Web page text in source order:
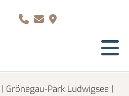
  
| Grönegau-Park Ludwigsee |